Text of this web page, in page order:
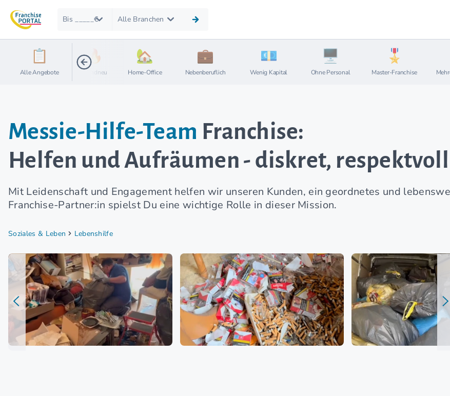
Bis _____€ Alle Branchen
Alle Angebote Brandneu Home-Office Nebenberuflich Wenig Kapital Ohne Personal Master-Franchise
Messie-Hilfe-Team Franchise:
Helfen und Aufräumen - diskret,
Mit Leidenschaft und Engagement helfen wir unseren Kunden, ein geordnetes und
Franchise-Partner:in spielst Du eine wichtige Rolle in dieser Mission.
Soziales & Leben Lebenshilfe